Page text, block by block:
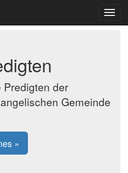
Toggle
der
Gemeinde
»